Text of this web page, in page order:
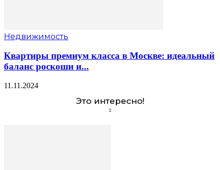
Недвижимость
Квартиры премиум класса в Москве: идеальный
баланс роскоши и...
11.11.2024
Это интересно!